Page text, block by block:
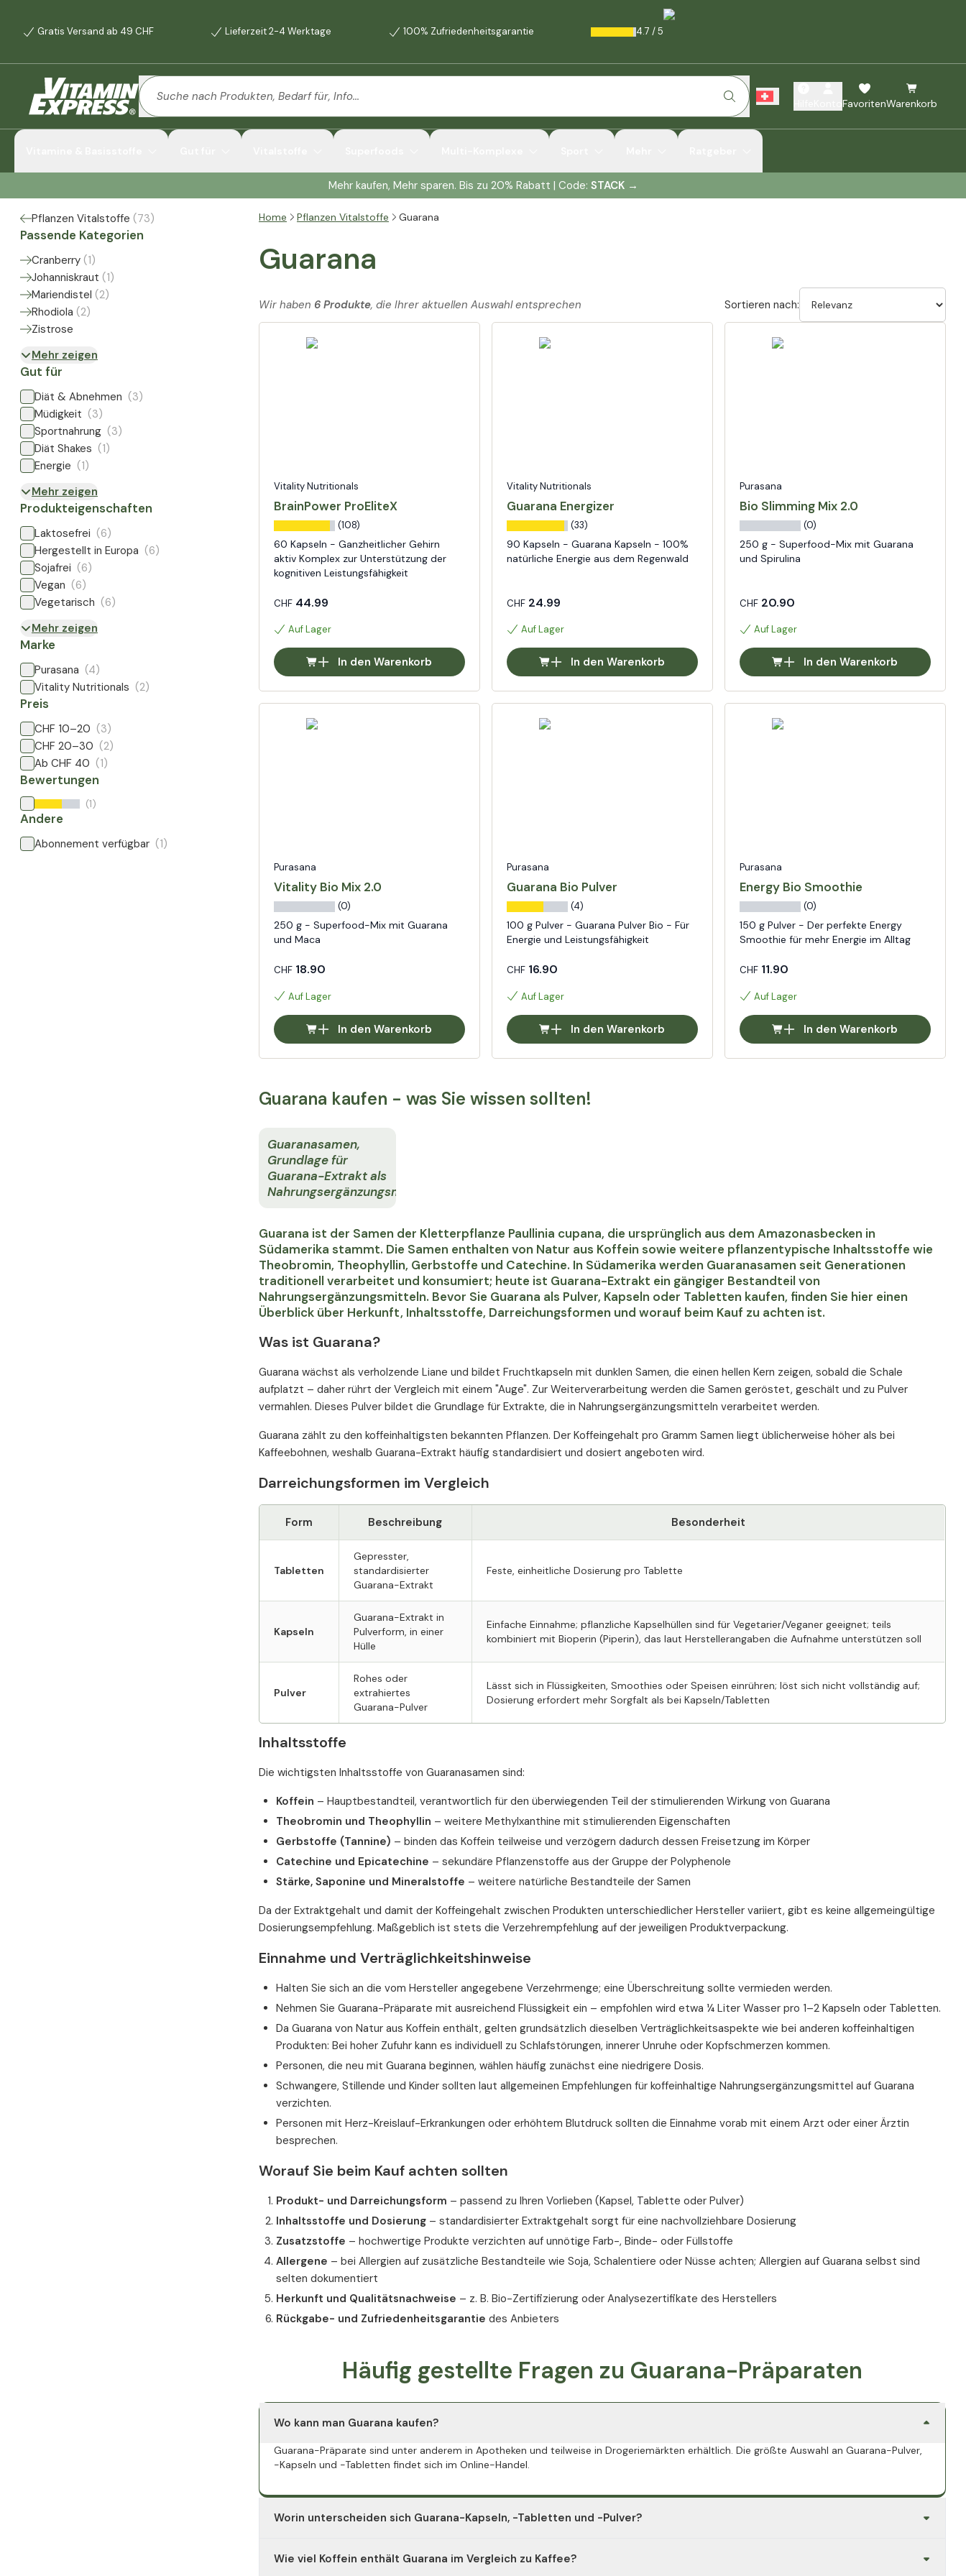
Gratis Versand ab 49 CHF Lieferzeit 2-4 Werktage 100% Zufriedenheitsgarantie 4.7 /5
FavoritenWarenkorb
Mehr kaufen, Mehr sparen. Bis zu 20% Rabatt | Code: STACK →
Pflanzen Vitalstoffe (73)
Passende Kategorien
Cranberry (1)
Johanniskraut (1)
Mariendistel (2)
Rhodiola (2)
Zistrose
Mehr zeigen
Gut für
Diät & Abnehmen (3)
Müdigkeit (3)
Sportnahrung (3)
Diät Shakes (1)
Energie (1)
Mehr zeigen
Produkteigenschaften
Laktosefrei (6)
Hergestellt in Europa (6)
Sojafrei (6)
Vegan (6)
Vegetarisch (6)
Mehr zeigen
Marke
Purasana (4)
Vitality Nutritionals (2)
Preis
CHF 10–20 (3)
CHF 20–30 (2)
Ab CHF 40 (1)
Bewertungen
(1)
Andere
Abonnement verfügbar (1)
Home Pflanzen Vitalstoffe Guarana
Guarana
Wir haben 6 Produkte, die Ihrer aktuellen Auswahl entsprechen Sortieren nach:
Vitality Nutritionals
BrainPower ProEliteX
(108)
60 Kapseln - Ganzheitlicher Gehirn
aktiv Komplex zur Unterstützung der
kognitiven Leistungsfähigkeit
CHF44.99
Auf Lager
In den Warenkorb
Vitality Nutritionals
Guarana Energizer
(33)
90 Kapseln - Guarana Kapseln - 100%
natürliche Energie aus dem Regenwald
CHF24.99
Auf Lager
In den Warenkorb
Purasana
Bio Slimming Mix 2.0
(0)
250 g - Superfood-Mix mit Guarana
und Spirulina
CHF20.90
Auf Lager
In den Warenkorb
Purasana
Vitality Bio Mix 2.0
(0)
250 g - Superfood-Mix mit Guarana
und Maca
CHF18.90
Auf Lager
In den Warenkorb
Purasana
Guarana Bio Pulver
(4)
100 g Pulver - Guarana Pulver Bio - Für
Energie und Leistungsfähigkeit
CHF16.90
Auf Lager
In den Warenkorb
Purasana
Energy Bio Smoothie
(0)
150 g Pulver - Der perfekte Energy
Smoothie für mehr Energie im Alltag
CHF11.90
Auf Lager
In den Warenkorb
Guarana kaufen - was Sie wissen sollten!
Guaranasamen,
Grundlage für
Guarana-Extrakt als
Nahrungsergänzungsmittel.
Guarana ist der Samen der Kletterpflanze Paullinia cupana, die ursprünglich aus dem Amazonasbecken in
Südamerika stammt. Die Samen enthalten von Natur aus Koffein sowie weitere pflanzentypische Inhaltsstoffe wie
Theobromin, Theophyllin, Gerbstoffe und Catechine. In Südamerika werden Guaranasamen seit Generationen
traditionell verarbeitet und konsumiert; heute ist Guarana-Extrakt ein gängiger Bestandteil von
Nahrungsergänzungsmitteln. Bevor Sie Guarana als Pulver, Kapseln oder Tabletten kaufen, finden Sie hier einen
Überblick über Herkunft, Inhaltsstoffe, Darreichungsformen und worauf beim Kauf zu achten ist.
Was ist Guarana?
Guarana wächst als verholzende Liane und bildet Fruchtkapseln mit dunklen Samen, die einen hellen Kern zeigen, sobald die Schale
aufplatzt – daher rührt der Vergleich mit einem "Auge". Zur Weiterverarbeitung werden die Samen geröstet, geschält und zu Pulver
vermahlen. Dieses Pulver bildet die Grundlage für Extrakte, die in Nahrungsergänzungsmitteln verarbeitet werden.
Guarana zählt zu den koffeinhaltigsten bekannten Pflanzen. Der Koffeingehalt pro Gramm Samen liegt üblicherweise höher als bei
Kaffeebohnen, weshalb Guarana-Extrakt häufig standardisiert und dosiert angeboten wird.
Darreichungsformen im Vergleich
Form Beschreibung Besonderheit
Tabletten
Gepresster,
standardisierter
Guarana-Extrakt
Feste, einheitliche Dosierung pro Tablette
Kapseln
Guarana-Extrakt in
Pulverform, in einer
Hülle
Einfache Einnahme; pflanzliche Kapselhüllen sind für Vegetarier/Veganer geeignet; teils
kombiniert mit Bioperin (Piperin), das laut Herstellerangaben die Aufnahme unterstützen soll
Pulver
Rohes oder
extrahiertes
Guarana-Pulver
Lässt sich in Flüssigkeiten, Smoothies oder Speisen einrühren; löst sich nicht vollständig auf;
Dosierung erfordert mehr Sorgfalt als bei Kapseln/Tabletten
Inhaltsstoffe
Die wichtigsten Inhaltsstoffe von Guaranasamen sind:
Koffein – Hauptbestandteil, verantwortlich für den überwiegenden Teil der stimulierenden Wirkung von Guarana
Theobromin und Theophyllin – weitere Methylxanthine mit stimulierenden Eigenschaften
Gerbstoffe (Tannine) – binden das Koffein teilweise und verzögern dadurch dessen Freisetzung im Körper
Catechine und Epicatechine – sekundäre Pflanzenstoffe aus der Gruppe der Polyphenole
Stärke, Saponine und Mineralstoffe – weitere natürliche Bestandteile der Samen
Da der Extraktgehalt und damit der Koffeingehalt zwischen Produkten unterschiedlicher Hersteller variiert, gibt es keine allgemeingültige
Dosierungsempfehlung. Maßgeblich ist stets die Verzehrempfehlung auf der jeweiligen Produktverpackung.
Einnahme und Verträglichkeitshinweise
Halten Sie sich an die vom Hersteller angegebene Verzehrmenge; eine Überschreitung sollte vermieden werden.
Nehmen Sie Guarana-Präparate mit ausreichend Flüssigkeit ein – empfohlen wird etwa ¼ Liter Wasser pro 1–2 Kapseln oder Tabletten.
Da Guarana von Natur aus Koffein enthält, gelten grundsätzlich dieselben Verträglichkeitsaspekte wie bei anderen koffeinhaltigen
Produkten: Bei hoher Zufuhr kann es individuell zu Schlafstörungen, innerer Unruhe oder Kopfschmerzen kommen.
Personen, die neu mit Guarana beginnen, wählen häufig zunächst eine niedrigere Dosis.
Schwangere, Stillende und Kinder sollten laut allgemeinen Empfehlungen für koffeinhaltige Nahrungsergänzungsmittel auf Guarana
verzichten.
Personen mit Herz-Kreislauf-Erkrankungen oder erhöhtem Blutdruck sollten die Einnahme vorab mit einem Arzt oder einer Ärztin
besprechen.
Worauf Sie beim Kauf achten sollten
Produkt- und Darreichungsform – passend zu Ihren Vorlieben (Kapsel, Tablette oder Pulver)
Inhaltsstoffe und Dosierung– standardisierter Extraktgehalt sorgt für eine nachvollziehbare Dosierung
Zusatzstoffe – hochwertige Produkte verzichten auf unnötige Farb-, Binde- oder Füllstoffe
Allergene – bei Allergien auf zusätzliche Bestandteile wie Soja, Schalentiere oder Nüsse achten; Allergien auf Guarana selbst sind
selten dokumentiert
Herkunft und Qualitätsnachweise – z. B. Bio-Zertifizierung oder Analysezertifikate des Herstellers
Rückgabe- und Zufriedenheitsgarantie des Anbieters
Häufig gestellte Fragen zu Guarana-Präparaten
Wo kann man Guarana kaufen?
Guarana-Präparate sind unter anderem in Apotheken und teilweise in Drogeriemärkten erhältlich. Die größte Auswahl an Guarana-Pulver,
-Kapseln und -Tabletten findet sich im Online-Handel.
Worin unterscheiden sich Guarana-Kapseln, -Tabletten und -Pulver?
Speisen eingerührt werden, löst sich aber nicht vollständig und ist schwerer exakt zu dosieren.
Wie viel Koffein enthält Guarana im Vergleich zu Kaffee?